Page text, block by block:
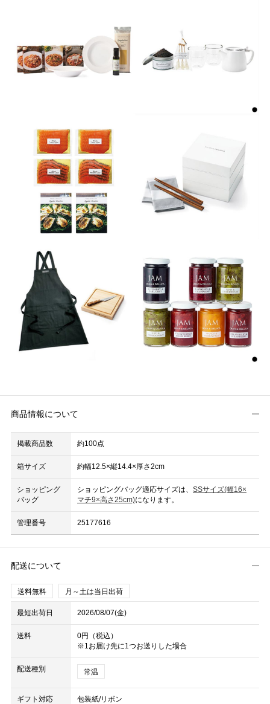
商品情報について
掲載商品数 約100点
箱サイズ 約幅12.5×縦14.4×厚さ2cm
ショッピング
バッグ
ショッピングバッグ適応サイズは、 SSサイズ(幅16×
マチ9×高さ25cm)になります。
管理番号 25177616
配送について
送料無料 月～土は当日出荷
最短出荷日 2026/08/07(金)
送料
0円（税込）
※1お届け先に1つお送りした場合
配送種別 常温
ギフト対応
包装紙/リボン